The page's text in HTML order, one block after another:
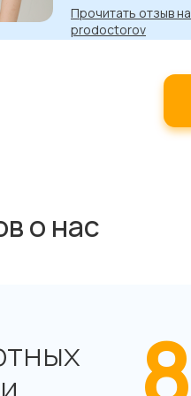
Прочитать отзыв на
prodoctorov
о нас
8